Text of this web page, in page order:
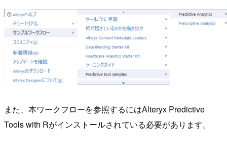
また、本ワークフローを参照するにはAlteryx Predictive
Tools with Rがインストールされている必要があります。